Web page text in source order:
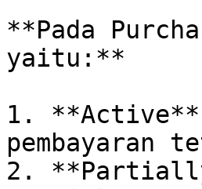
**Pada
yaitu:**
1. **Active**:
pembayaran
2.